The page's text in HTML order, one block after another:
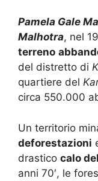
Pamela Gale
Malhotra, nel
terreno
del distretto di
quartiere del
circa 550.000
Un territorio
deforestazioni
drastico calo
anni 70′, le